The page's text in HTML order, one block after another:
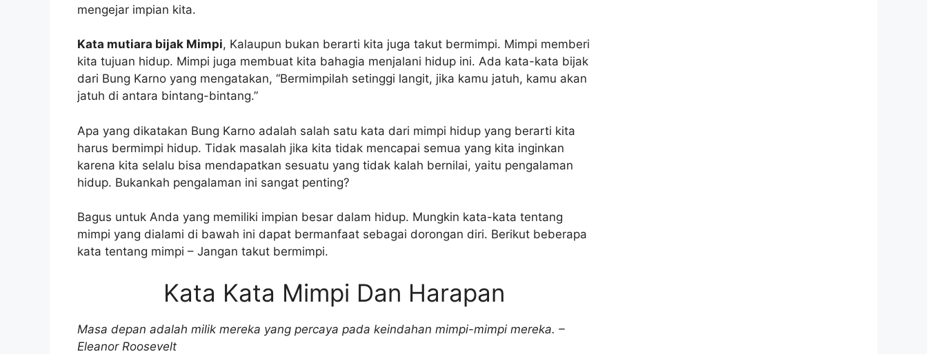
mengejar impian kita.
Kata mutiara bijak Mimpi, Kalaupun bukan berarti kita juga takut bermimpi. Mimpi memberi
kita tujuan hidup. Mimpi juga membuat kita bahagia menjalani hidup ini. Ada kata-kata bijak
dari Bung Karno yang mengatakan, “Bermimpilah setinggi langit, jika kamu jatuh, kamu akan
jatuh di antara bintang-bintang.”
Apa yang dikatakan Bung Karno adalah salah satu kata dari mimpi hidup yang berarti kita
harus bermimpi hidup. Tidak masalah jika kita tidak mencapai semua yang kita inginkan
karena kita selalu bisa mendapatkan sesuatu yang tidak kalah bernilai, yaitu pengalaman
hidup. Bukankah pengalaman ini sangat penting?
Bagus untuk Anda yang memiliki impian besar dalam hidup. Mungkin kata-kata tentang
mimpi yang dialami di bawah ini dapat bermanfaat sebagai dorongan diri. Berikut beberapa
kata tentang mimpi – Jangan takut bermimpi.
Kata Kata Mimpi Dan Harapan
Masa depan adalah milik mereka yang percaya pada keindahan mimpi-mimpi mereka. –
Eleanor Roosevelt